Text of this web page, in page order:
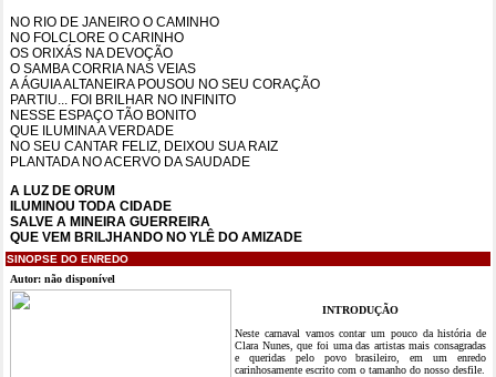
NO RIO DE JANEIRO O CAMINHO
NO FOLCLORE O CARINHO
OS ORIXÁS NA DEVOÇÃO
O SAMBA CORRIA NAS VEIAS
A ÁGUIA ALTANEIRA POUSOU NO SEU CORAÇÃO
PARTIU... FOI BRILHAR NO INFINITO
NESSE ESPAÇO TÃO BONITO
QUE ILUMINA A VERDADE
NO SEU CANTAR FELIZ, DEIXOU SUA RAIZ
PLANTADA NO ACERVO DA SAUDADE
A LUZ DE ORUM
ILUMINOU TODA CIDADE
SALVE A MINEIRA GUERREIRA
QUE VEM BRILJHANDO NO YLÊ DO AMIZADE
SINOPSE DO ENREDO
Autor: não disponível
INTRODUÇÃO
Neste carnaval vamos contar um pouco da história de
Clara Nunes, que foi uma das artistas mais consagradas
e queridas pelo povo brasileiro, em um enredo
carinhosamente escrito com o tamanho do nosso desfile.